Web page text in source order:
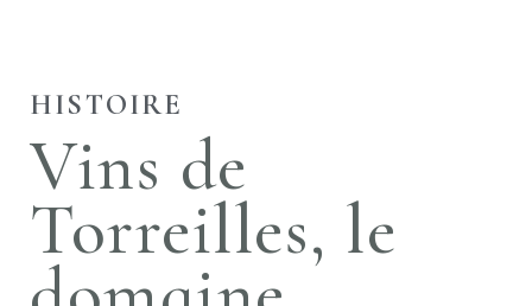
HISTOIRE
Vins de
Torreilles, le